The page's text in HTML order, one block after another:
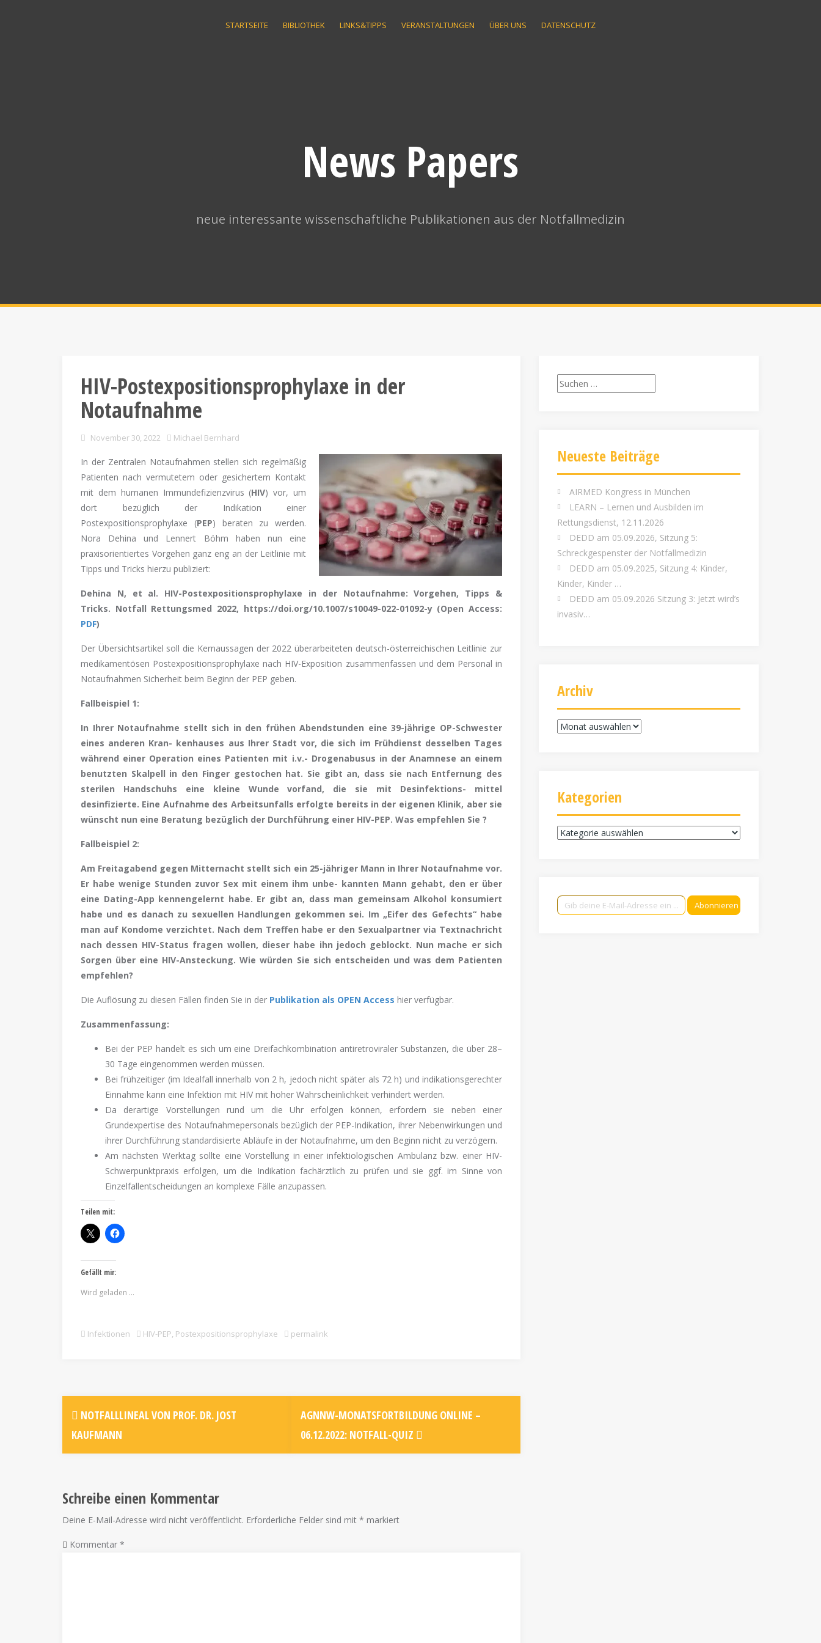
STARTSEITE BIBLIOTHEK LINKS&TIPPS VERANSTALTUNGEN ÜBER UNS DATENSCHUTZ
News Papers
neue interessante wissenschaftliche Publikationen aus der Notfallmedizin
HIV-Postexpositionsprophylaxe in der
Notaufnahme
November 30, 2022 Michael Bernhard
In der Zentralen Notaufnahmen stellen sich regelmäßig
Patienten nach vermutetem oder gesichertem Kontakt
mit dem humanen Immundefizienzvirus (HIV) vor, um
dort bezüglich der Indikation einer
Postexpositionsprophylaxe (PEP) beraten zu werden.
Nora Dehina und Lennert Böhm haben nun eine
praxisorientiertes Vorgehen ganz eng an der Leitlinie mit
Tipps und Tricks hierzu publiziert:
Dehina N, et al. HIV-Postexpositionsprophylaxe in der Notaufnahme: Vorgehen, Tipps &
Tricks. Notfall Rettungsmed 2022, https://doi.org/10.1007/s10049-022-01092-y (Open Access:
PDF)
Der Übersichtsartikel soll die Kernaussagen der 2022 überarbeiteten deutsch-österreichischen Leitlinie zur
medikamentösen Postexpositionsprophylaxe nach HIV-Exposition zusammenfassen und dem Personal in
Notaufnahmen Sicherheit beim Beginn der PEP geben.
Fallbeispiel 1:
In Ihrer Notaufnahme stellt sich in den frühen Abendstunden eine 39-jährige OP-Schwester
eines anderen Kran- kenhauses aus Ihrer Stadt vor, die sich im Frühdienst desselben Tages
während einer Operation eines Patienten mit i.v.- Drogenabusus in der Anamnese an einem
benutzten Skalpell in den Finger gestochen hat. Sie gibt an, dass sie nach Entfernung des
sterilen Handschuhs eine kleine Wunde vorfand, die sie mit Desinfektions- mittel
desinfizierte. Eine Aufnahme des Arbeitsunfalls erfolgte bereits in der eigenen Klinik, aber sie
wünscht nun eine Beratung bezüglich der Durchführung einer HIV-PEP. Was empfehlen Sie ?
Fallbeispiel 2:
Am Freitagabend gegen Mitternacht stellt sich ein 25-jähriger Mann in Ihrer Notaufnahme vor.
Er habe wenige Stunden zuvor Sex mit einem ihm unbe- kannten Mann gehabt, den er über
eine Dating-App kennengelernt habe. Er gibt an, dass man gemeinsam Alkohol konsumiert
habe und es danach zu sexuellen Handlungen gekommen sei. Im „Eifer des Gefechts“ habe
man auf Kondome verzichtet. Nach dem Treffen habe er den Sexualpartner via Textnachricht
nach dessen HIV-Status fragen wollen, dieser habe ihn jedoch geblockt. Nun mache er sich
Sorgen über eine HIV-Ansteckung. Wie würden Sie sich entscheiden und was dem Patienten
empfehlen?
Die Auflösung zu diesen Fällen finden Sie in der Publikation als OPEN Access hier verfügbar.
Zusammenfassung:
Bei der PEP handelt es sich um eine Dreifachkombination antiretroviraler Substanzen, die über 28–
30 Tage eingenommen werden müssen.
Bei frühzeitiger (im Idealfall innerhalb von 2 h, jedoch nicht später als 72 h) und indikationsgerechter
Einnahme kann eine Infektion mit HIV mit hoher Wahrscheinlichkeit verhindert werden.
Da derartige Vorstellungen rund um die Uhr erfolgen können, erfordern sie neben einer
Grundexpertise des Notaufnahmepersonals bezüglich der PEP-Indikation, ihrer Nebenwirkungen und
ihrer Durchführung standardisierte Abläufe in der Notaufnahme, um den Beginn nicht zu verzögern.
Am nächsten Werktag sollte eine Vorstellung in einer infektiologischen Ambulanz bzw. einer HIV-
Schwerpunktpraxis erfolgen, um die Indikation fachärztlich zu prüfen und sie ggf. im Sinne von
Einzelfallentscheidungen an komplexe Fälle anzupassen.
Teilen mit:
Gefällt mir:
Wird geladen …
Infektionen HIV-PEP, Postexpositionsprophylaxe permalink
NOTFALLLINEAL VON PROF. DR. JOST
KAUFMANN
AGNNW-MONATSFORTBILDUNG ONLINE –
06.12.2022: NOTFALL-QUIZ
Schreibe einen Kommentar
Deine E-Mail-Adresse wird nicht veröffentlicht. Erforderliche Felder sind mit * markiert
Kommentar *
Suchen
nach:
Neueste Beiträge
AIRMED Kongress in München
LEARN – Lernen und Ausbilden im
Rettungsdienst, 12.11.2026
DEDD am 05.09.2026, Sitzung 5:
Schreckgespenster der Notfallmedizin
DEDD am 05.09.2025, Sitzung 4: Kinder,
Kinder, Kinder …
DEDD am 05.09.2026 Sitzung 3: Jetzt wird’s
invasiv…
Archiv
Archiv
Kategorien
Kategorien
Gib deine E-Mail-Adresse ein ...
Abonnieren